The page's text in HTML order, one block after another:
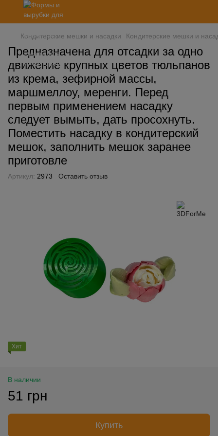
Кондитерские мешки и насадки Кондитерские мешки и
Предназначена для отсадки за одно
движение крупных цветов тюльпанов
из крема, зефирной массы,
маршмеллоу, меренги. Перед
первым применением насадку
следует вымыть, дать просохнуть.
Поместить насадку в кондитерский
мешок, заполнить мешок заранее
приготовле
Артикул: 2973 Оставить отзыв
Хит
В наличии
51 грн
Купить